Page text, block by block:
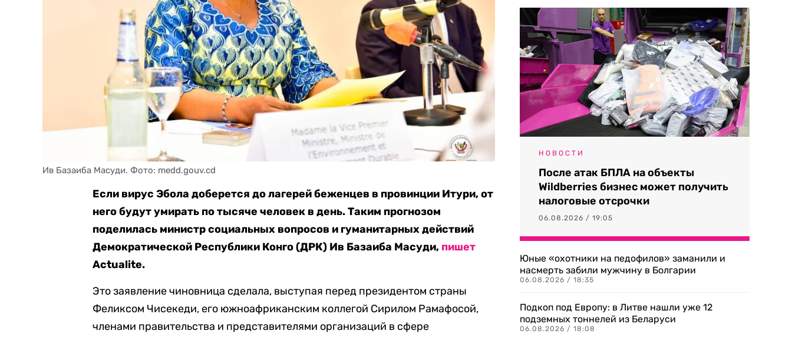
Ив Базаиба Масуди. Фото: medd.gouv.cd
Если вирус Эбола доберется до лагерей беженцев в провинции Итури, от
него будут умирать по тысяче человек в день. Таким прогнозом
поделилась министр социальных вопросов и гуманитарных действий
Демократической Республики Конго (ДРК) Ив Базаиба Масуди, пишет
Actualite.
Это заявление чиновница сделала, выступая перед президентом страны
Феликсом Чисекеди, его южноафриканским коллегой Сирилом Рамафосой,
членами правительства и представителями организаций в сфере
НОВОСТИ
После атак БПЛА на объекты
Wildberries бизнес может получить
налоговые отсрочки
06.08.2026 / 19:05
Юные «охотники на педофилов» заманили и
насмерть забили мужчину в Болгарии
06.08.2026 / 18:35
Подкоп под Европу: в Литве нашли уже 12
подземных тоннелей из Беларуси
06.08.2026 / 18:08